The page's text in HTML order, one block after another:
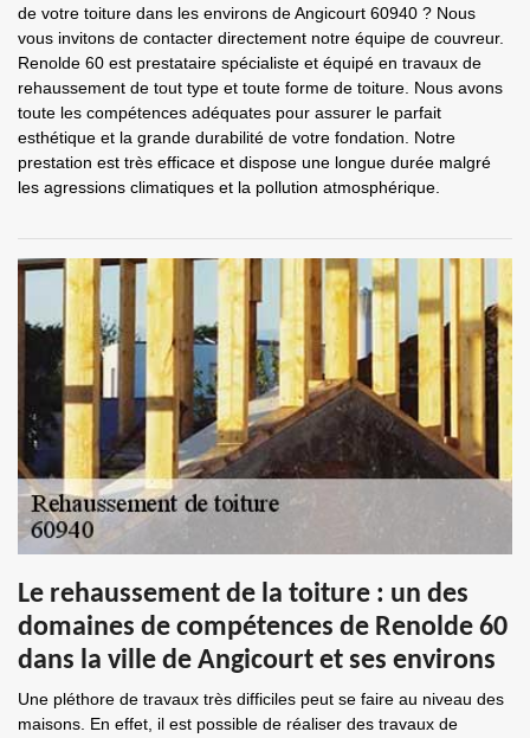
de votre toiture dans les environs de Angicourt 60940 ? Nous
vous invitons de contacter directement notre équipe de couvreur.
Renolde 60 est prestataire spécialiste et équipé en travaux de
rehaussement de tout type et toute forme de toiture. Nous avons
toute les compétences adéquates pour assurer le parfait
esthétique et la grande durabilité de votre fondation. Notre
prestation est très efficace et dispose une longue durée malgré
les agressions climatiques et la pollution atmosphérique.
Le rehaussement de la toiture : un des
domaines de compétences de Renolde 60
dans la ville de Angicourt et ses environs
Une pléthore de travaux très difficiles peut se faire au niveau des
maisons. En effet, il est possible de réaliser des travaux de